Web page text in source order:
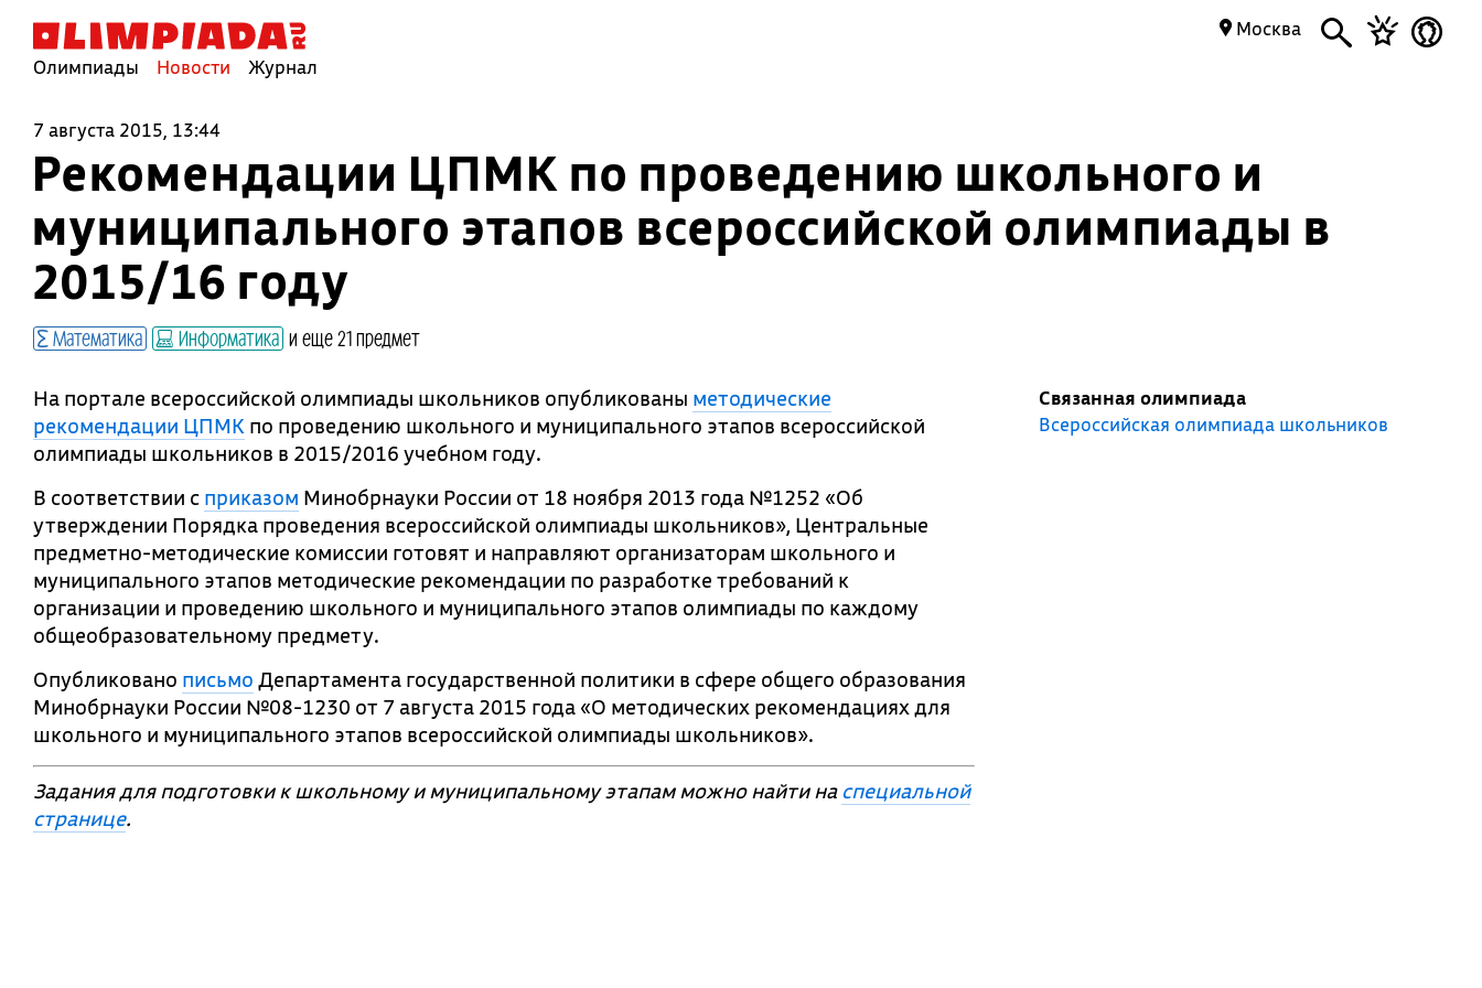
Олимпиады Новости Журнал
Москва
7 августа 2015, 13:44
Рекомендации ЦПМК по проведению школьного и
муниципального этапов всероссийской олимпиады в
2015/16 году
Математика Информатика и еще 21 предмет
На портале всероссийской олимпиады школьников опубликованы методические
рекомендации ЦПМК по проведению школьного и муниципального этапов всероссийской
олимпиады школьников в 2015/2016 учебном году.
В соответствии с приказом Минобрнауки России от 18 ноября 2013 года №1252 «Об
утверждении Порядка проведения всероссийской олимпиады школьников», Центральные
предметно-методические комиссии готовят и направляют организаторам школьного и
муниципального этапов методические рекомендации по разработке требований к
организации и проведению школьного и муниципального этапов олимпиады по каждому
общеобразовательному предмету.
Опубликовано письмо Департамента государственной политики в сфере общего образования
Минобрнауки России №08-1230 от 7 августа 2015 года «О методических рекомендациях для
школьного и муниципального этапов всероссийской олимпиады школьников».
Задания для подготовки к школьному и муниципальному этапам можно найти на специальной
странице.
Связанная олимпиада
Всероссийская олимпиада школьников